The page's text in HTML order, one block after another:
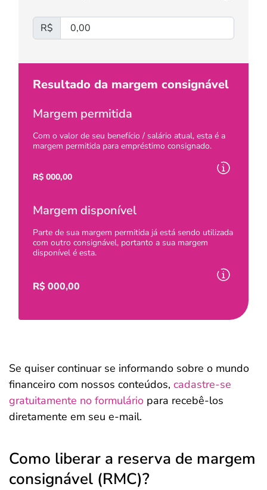
R$
Resultado da margem consignável
Margem permitida
Com o valor de seu benefício / salário atual, esta é a
margem permitida para empréstimo consignado.
R$ 000,00
Margem disponível
Parte de sua margem permitida já está sendo utilizada
com outro consignável, portanto a sua margem
disponível é esta.
R$000,00
Se quiser continuar se informando sobre o mundo
financeiro com nossos conteúdos, cadastre-se
gratuitamente no formulário para recebê-los
diretamente em seu e-mail.
Como liberar a reserva de margem
consignável (RMC)?